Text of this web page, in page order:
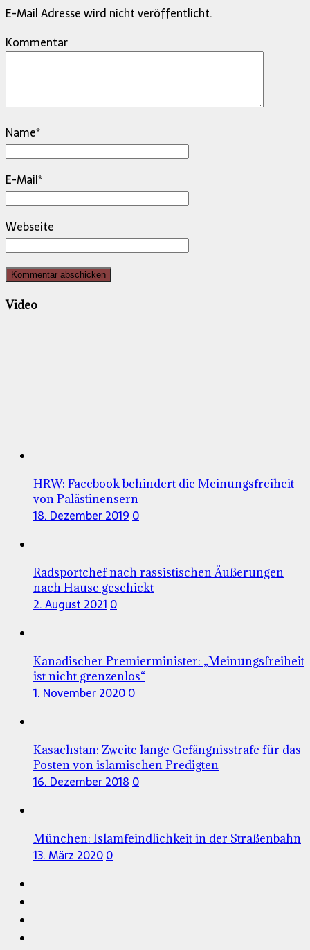
E-Mail Adresse wird nicht veröffentlicht.
Kommentar
Name*
E-Mail*
Webseite
Video
HRW: Facebook behindert die Meinungsfreiheit
von Palästinensern
18. Dezember 2019 0
Radsportchef nach rassistischen Äußerungen
nach Hause geschickt
2. August 2021 0
Kanadischer Premierminister: „Meinungsfreiheit
ist nicht grenzenlos“
1. November 20200
Kasachstan: Zweite lange Gefängnisstrafe für das
Posten von islamischen Predigten
16. Dezember 2018 0
München: Islamfeindlichkeit in der Straßenbahn
13. März 20200